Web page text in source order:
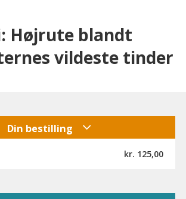
Højrute blandt
vildeste tinder
Din bestilling
kr. 125,00